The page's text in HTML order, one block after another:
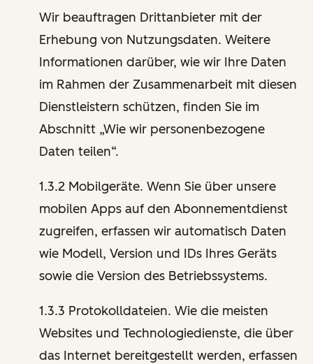
Wir beauftragen Drittanbieter mit der
Erhebung von Nutzungsdaten. Weitere
Informationen darüber, wie wir Ihre Daten
im Rahmen der Zusammenarbeit mit diesen
Dienstleistern schützen, finden Sie im
Abschnitt „Wie wir personenbezogene
Daten teilen“.
1.3.2 Mobilgeräte. Wenn Sie über unsere
mobilen Apps auf den Abonnementdienst
zugreifen, erfassen wir automatisch Daten
wie Modell, Version und IDs Ihres Geräts
sowie die Version des Betriebssystems.
1.3.3 Protokolldateien. Wie die meisten
Websites und Technologiedienste, die über
das Internet bereitgestellt werden, erfassen